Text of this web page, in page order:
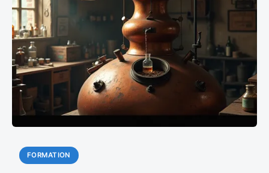
FORMATION